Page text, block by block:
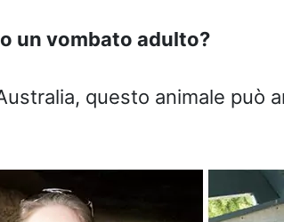
un vombato adulto?
questo animale può